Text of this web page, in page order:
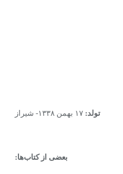
تولد: ۱۷ بهمن ۱۳۳۸- شیراز
بعضى از کتاب‌ها: